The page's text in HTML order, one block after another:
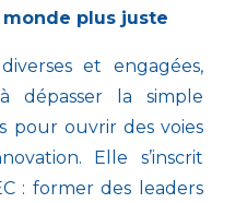
plus juste
et engagées,
dépasser la simple
pour ouvrir des voies
Elle s’inscrit
: former des leaders